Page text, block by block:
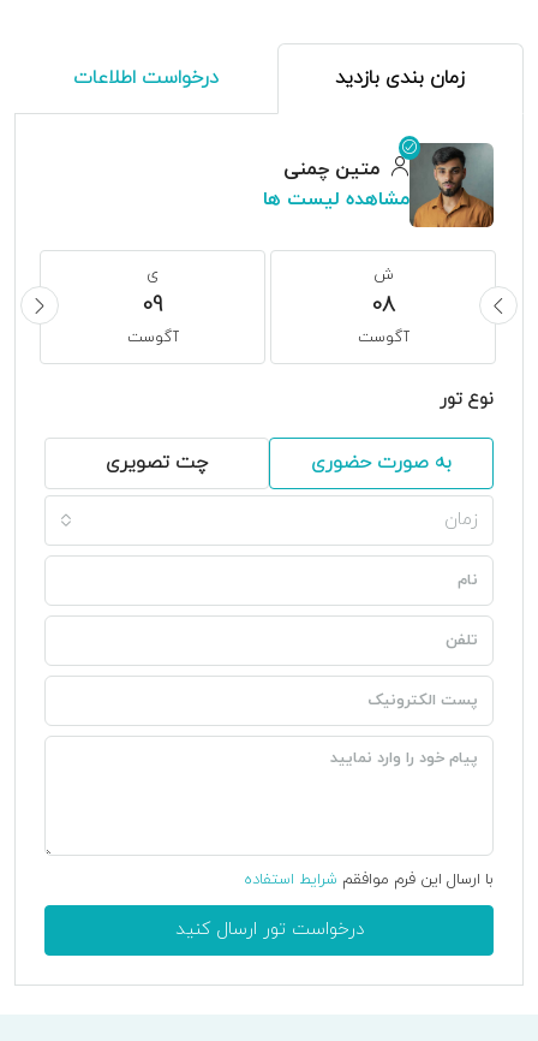
زمان بندی بازدید درخواست اطلاعات
متین چمنی
مشاهده لیست ها
ش
08
آگوست
ی
09
آگوست
نوع تور
به صورت حضوری چت تصویری
زمان
با ارسال این فرم موافقم شرایط استفاده
درخواست تور ارسال کنید